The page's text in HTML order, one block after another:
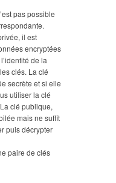
pas possible
il est
encryptées
de la
clés. La clé
secrète et si elle
utiliser la clé
clé publique,
mais ne suffit
puis décrypter
paire de clés